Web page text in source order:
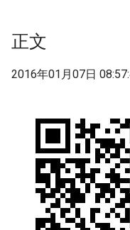
c
正文
2016年01月07日